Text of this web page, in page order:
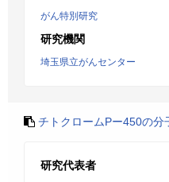
がん特別研究
研究機関
埼玉県立がんセンター
チトクロームPー450の
研究代表者